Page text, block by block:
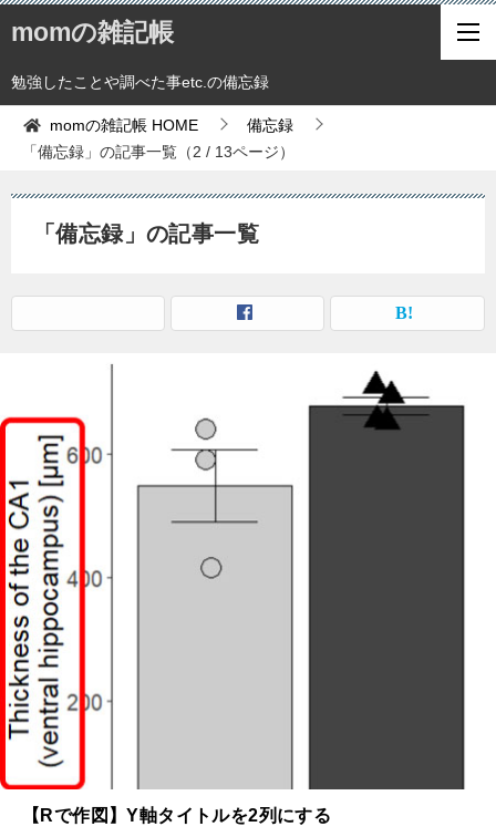
momの雑記帳
勉強したことや調べた事etc.の備忘録
momの雑記帳 HOME
備忘録
「備忘録」の記事一覧（2 / 13ページ）
「備忘録」の記事一覧
【Rで作図】Y軸タイトルを2列にする